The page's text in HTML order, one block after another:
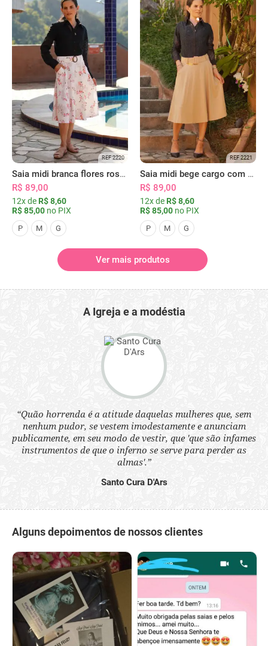
REF 2220
Saia midi branca flores rosas com bolsos
R$ 89,00
12x de R$ 8,60
R$ 85,00 no PIX
P M G
REF 2221
Saia midi bege cargo com bolsos
R$ 89,00
12x de R$ 8,60
R$ 85,00 no PIX
P M G
Ver mais produtos
A Igreja e a modéstia
“Quão horrenda é a atitude daquelas mulheres que, sem
nenhum pudor, se vestem imodestamente e anunciam
publicamente, em seu modo de vestir, que 'que são infames
instrumentos de que o inferno se serve para perder as
almas'.”
Santo Cura D'Ars
Alguns depoimentos de nossos clientes